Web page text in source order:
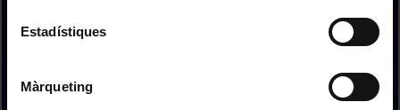
Estadístiques
Màrqueting